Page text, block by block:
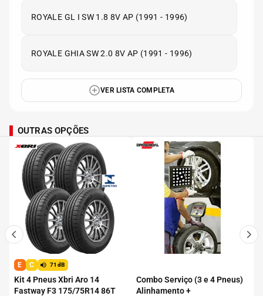
ROYALE GL I SW 1.8 8V AP (1991 - 1996)
ROYALE GHIA SW 2.0 8V AP (1991 - 1996)
VER LISTA COMPLETA
OUTRAS OPÇÕES
E C 71dB
Kit 4 Pneus Xbri Aro 14
Fastway F3 175/75R14 86T
Combo Serviço (3 e 4 Pneus)
Alinhamento +